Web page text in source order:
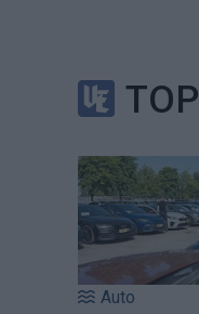
TOP
Auto